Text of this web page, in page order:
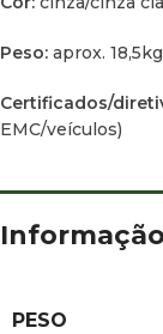
Peso: aprox. 18,5kg
Certificados/
EMC/veículos)
PESO